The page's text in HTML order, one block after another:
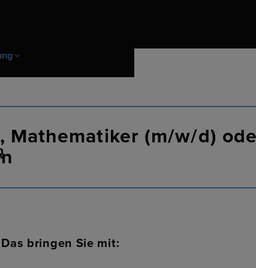
Mathematiker (m/w/d)
Das bringen Sie mit: